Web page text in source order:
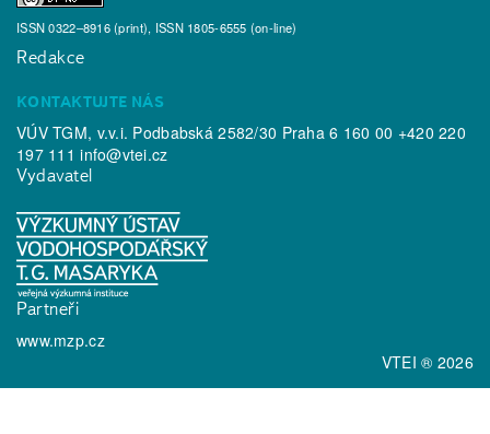
ISSN 0322–8916 (print), ISSN 1805-6555 (on-line)
Redakce
KONTAKTUJTE NÁS
VÚV TGM, v.v.i. Podbabská 2582/30 Praha 6 160 00 +420 220
197 111info@vtei.cz
Vydavatel
Partneři
www.mzp.cz
VTEI ® 2026